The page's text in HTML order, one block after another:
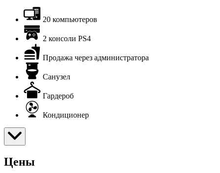
20 компьютеров
2 консоли PS4
Продажа через администратора
Санузел
Гардероб
Кондиционер
Цены